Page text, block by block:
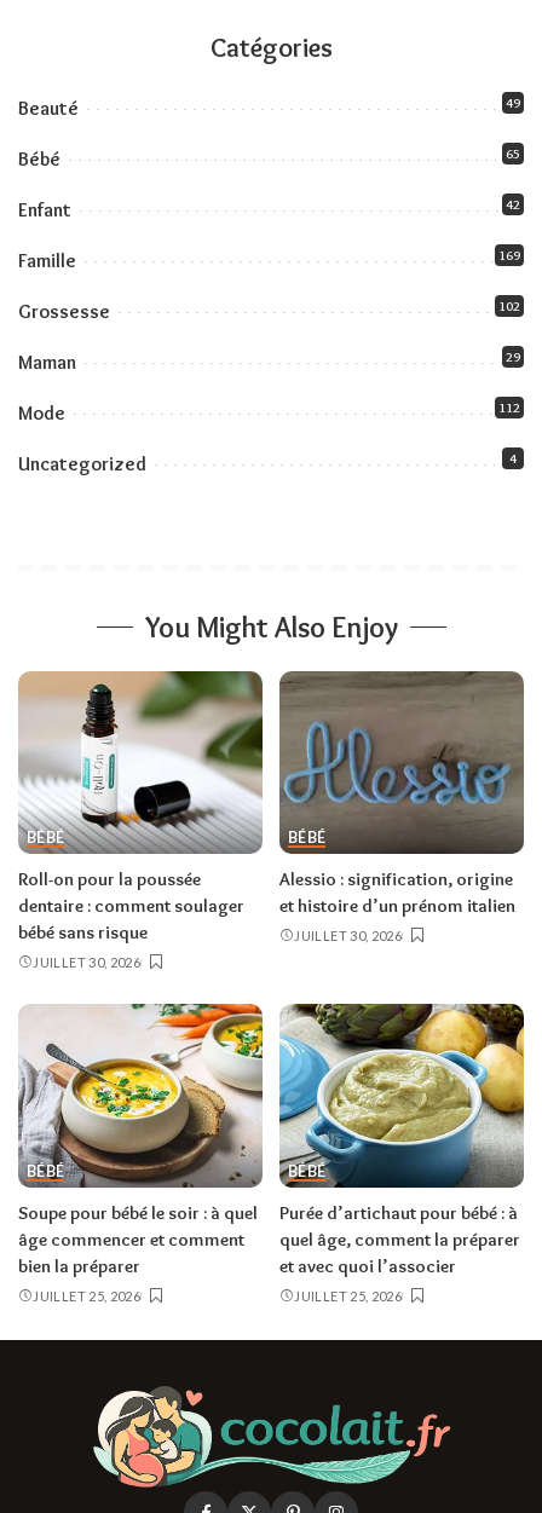
Catégories
Beauté 49
Bébé 65
Enfant 42
Famille 169
Grossesse 102
Maman 29
Mode 112
Uncategorized 4
You Might Also Enjoy
BÉBÉ
Roll-on pour la poussée
dentaire : comment soulager
bébé sans risque
JUILLET 30, 2026
BÉBÉ
Alessio : signification, origine
et histoire d’un prénom italien
JUILLET 30, 2026
BÉBÉ
Soupe pour bébé le soir : à quel
âge commencer et comment
bien la préparer
JUILLET 25, 2026
BÉBÉ
Purée d’artichaut pour bébé : à
quel âge, comment la préparer
et avec quoi l’associer
JUILLET 25, 2026